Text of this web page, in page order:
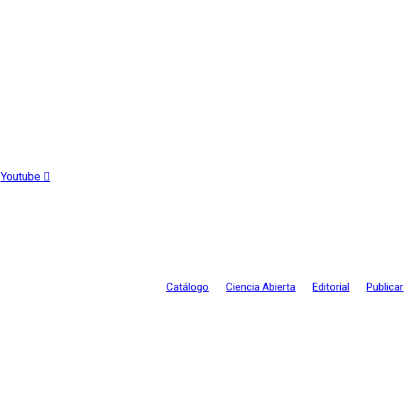
Youtube
Catálogo Ciencia Abierta Editorial Publicar